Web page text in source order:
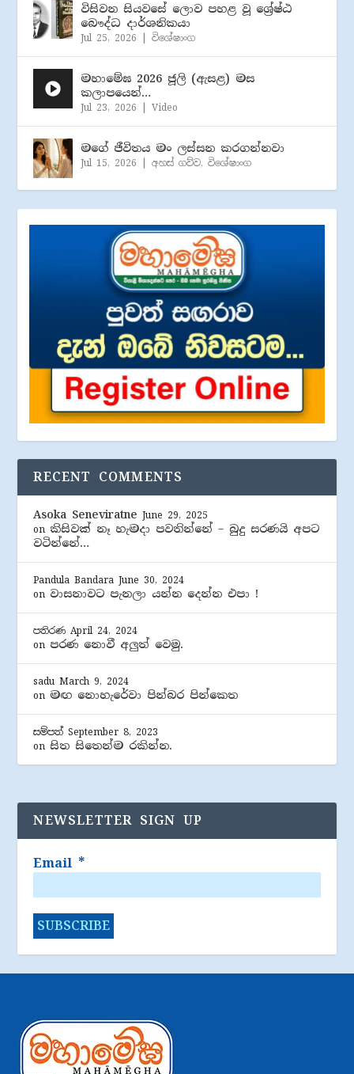
විසිවන සියවසේ ලොව පහළ වූ ශ්‍රේෂ්ඨ
බෞද්ධ දාර්ශනිකයා
Jul 25, 2026 |විශේෂාංග
මහාමේඝ 2026 ජූලි (​ඇසළ) මස
කලාපයෙන්…
Jul 23, 2026 |Video
මගේ ජීවිතය මං ලස්සන කරගන්නවා
Jul 15, 2026 |අහස් ගව්ව,විශේෂාංග
RECENT COMMENTS
Asoka Seneviratne June 29, 2025
on කිසිවක් නෑ හැමදා පවතින්නේ – බුදු සරණයි අපට
වටින්නේ…
Pandula Bandara June 30, 2024
on වාසනාවට පැනලා යන්න දෙන්න එපා !
පතිරණ April 24, 2024
on පරණ නොවී අලුත් වෙමු.
sadu March 9, 2024
on මඟ නොහැරේවා පින්බර පින්කෙත
සම්පත් September 8, 2023
onසිත සිතෙන්ම රකින්න.
NEWSLETTER SIGN UP
Email *